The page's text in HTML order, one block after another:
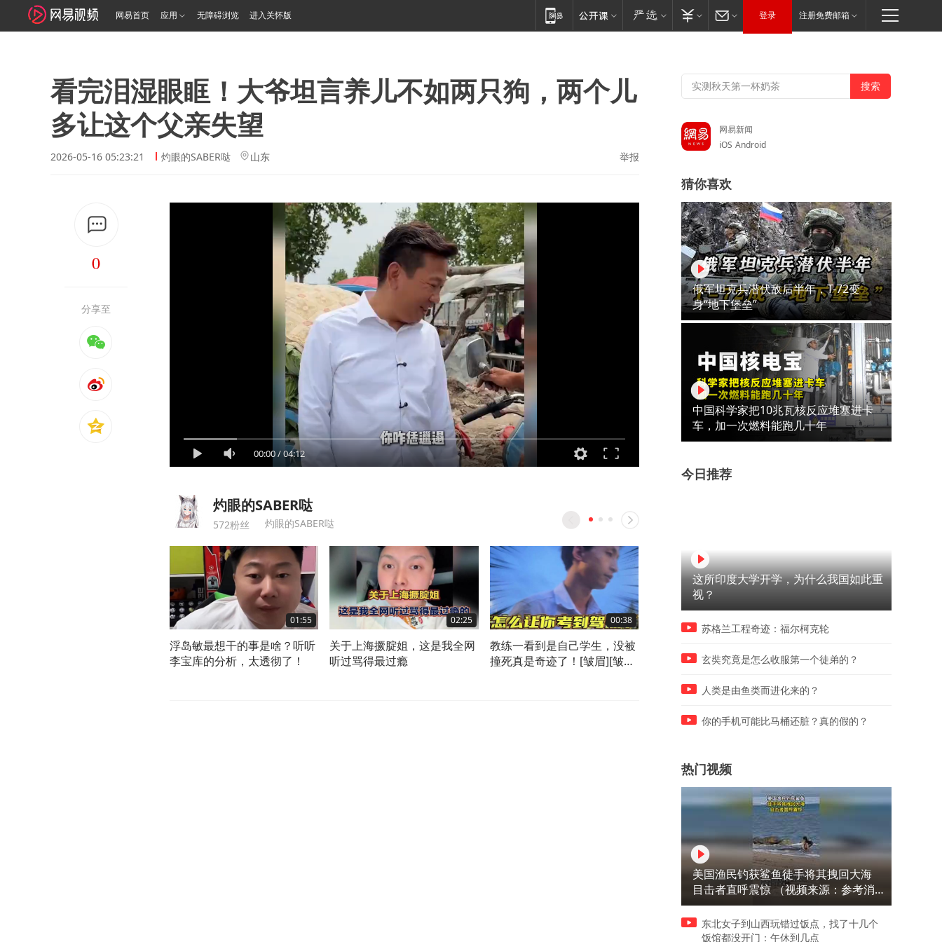
网易首页 应用 无障碍浏览 进入关怀版 登录 注册免费邮箱
看完泪湿眼眶！大爷坦言养儿不如两只狗，两个儿
多让这个父亲失望
2026-05-16 05:23:21 灼眼的SABER哒 山东 举报
0
分享至
00:00/04:12
灼眼的SABER哒
572粉丝 灼眼的SABER哒
01:55
浮岛敏最想干的事是啥？听听
李宝库的分析，太透彻了！
02:25
关于上海撅腚姐，这是我全网
听过骂得最过瘾
00:38
教练一看到是自己学生，没被
撞死真是奇迹了！[皱眉][皱眉]
现场状态引人热议
网易新闻
iOS Android
猜你喜欢
俄军坦克兵潜伏敌后半年，T-72变
身“地下堡垒”
中国科学家把10兆瓦核反应堆塞进卡
车，加一次燃料能跑几十年
今日推荐
这所印度大学开学，为什么我国如此重
视？
苏格兰工程奇迹：福尔柯克轮
玄奘究竟是怎么收服第一个徒弟的？
人类是由鱼类而进化来的？
你的手机可能比马桶还脏？真的假的？
热门视频
美国渔民钓获鲨鱼徒手将其拽回大海
目击者直呼震惊 （视频来源：参考消
息）
东北女子到山西玩错过饭点，找了十几个
饭馆都没开门：午休到几点